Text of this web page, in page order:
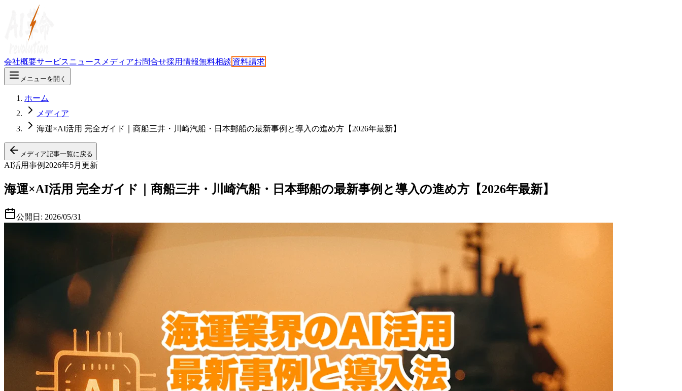
会社概要サービスニュース メディアお問合せ採用情報無料相談 資料請求
メニューを開く
ホーム
メディア
海運×AI活用 完全ガイド｜商船三井・川崎汽船・日本郵船の最新事例と導入の進め方【2026年最新】
メディア記事一覧に戻る
AI活用事例 2026年5月更新
海運×AI活用 完全ガイド｜商船三井・川崎汽船・日本郵船の最新事例と導入の進め方【2026年最新】
公開日: 2026/05/31